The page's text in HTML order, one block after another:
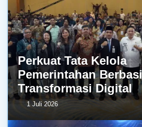
Perkuat Tata Kelola
Pemerintahan
Transformasi Digital
1 Juli 2026